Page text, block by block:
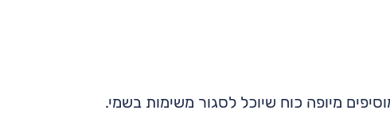
מיופה כוח שיוכל לסגור משימות בשמי.